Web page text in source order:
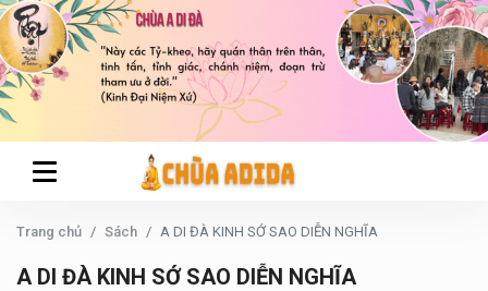
Trang chủ Sách A DI ĐÀ KINH SỚ SAO DIỄN NGHĨA
A DI ĐÀ KINH SỚ SAO DIỄN NGHĨA